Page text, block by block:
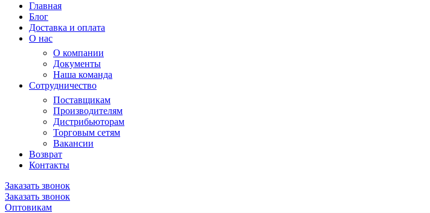
Главная
Блог
Доставка и оплата
О нас
О компании
Документы
Наша команда
Сотрудничество
Поставщикам
Производителям
Дистрибьюторам
Торговым сетям
Вакансии
Возврат
Контакты
Заказать звонок
Заказать звонок
Оптовикам